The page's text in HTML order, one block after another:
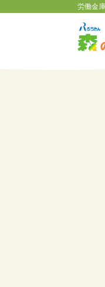
労働金